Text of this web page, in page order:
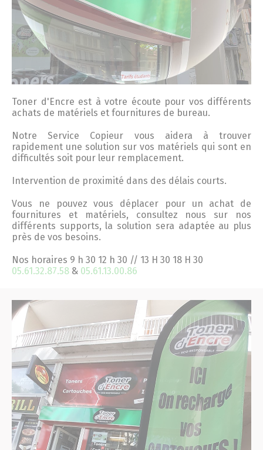
Toner d'Encre est à votre écoute pour vos différents
achats de matériels et fournitures de bureau.
Notre Service Copieur vous aidera à trouver
rapidement une solution sur vos matériels qui sont en
difficultés soit pour leur remplacement.
Intervention de proximité dans des délais courts.
Vous ne pouvez vous déplacer pour un achat de
fournitures et matériels, consultez nous sur nos
différents supports, la solution sera adaptée au plus
près de vos besoins.
Nos horaires 9 h 30 12 h 30 // 13 H 30 18 H 30
05.61.32.87.58 & 05.61.13.00.86